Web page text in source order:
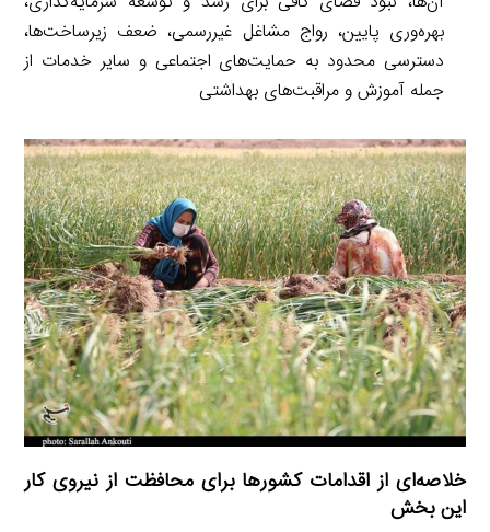
بهره‌وری پایین، رواج مشاغل غیررسمی، ضعف زیرساخت‌ها،
دسترسی محدود به حمایت‌های اجتماعی و سایر خدمات از
جمله آموزش و مراقبت‌های بهداشتی
خلاصه‌ای از اقدامات کشورها برای محافظت از نیروی کار
این بخش